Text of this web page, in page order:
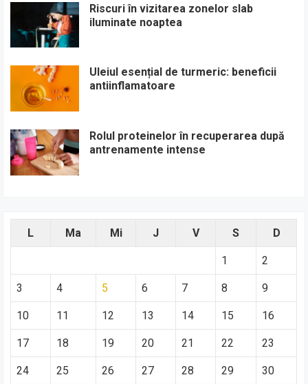
Riscuri în vizitarea zonelor slab
iluminate noaptea
Uleiul esențial de turmeric: beneficii
antiinflamatoare
Rolul proteinelor în recuperarea după
antrenamente intense
L Ma Mi J V S D
1 2
3 4 5 6 7 8 9
10 11 12 13 14 15 16
17 18 19 20 21 22 23
24 25 26 27 28 29 30